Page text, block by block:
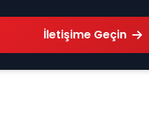
İletişime Geçin